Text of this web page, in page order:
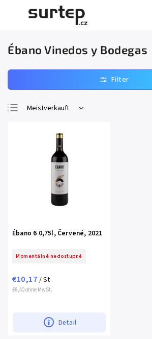
Ébano Vinedos y Bodegas
Meistverkauft
Alphabetisch
Ébano 6 0,75l, Červené, 2021
Momentálně nedostupné
€8,40 ohne MwSt.
€10,17 / St
Detail